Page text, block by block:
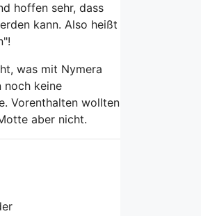
hoffen sehr, dass
kann. Also heißt
was mit Nymera
noch keine
Vorenthalten wollten
aber nicht.